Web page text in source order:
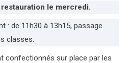
restauration le mercredi.
: de 11h30 à 13h15, passage
classes.
confectionnés sur place par les